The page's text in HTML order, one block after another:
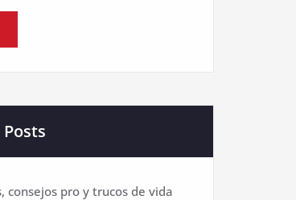
consejos pro y trucos de vida